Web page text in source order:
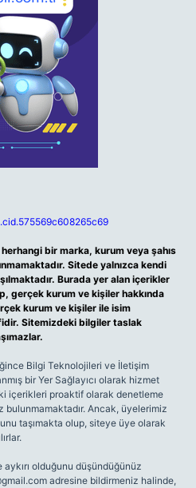
bir marka, kurum veya şahıs
Sitede yalnızca kendi
Burada yer alan içerikler
gerçek kurum ve kişiler hakkında
kurum ve kişiler ile isim
Sitemizdeki bilgiler taslak
Bilgi Teknolojileri ve İletişim
bir Yer Sağlayıcı olarak hizmet
içerikleri proaktif olarak denetleme
bulunmamaktadır. Ancak, üyelerimiz
taşımakta olup, siteye üye olarak
olduğunu düşündüğünüz
adresine bildirmeniz halinde,